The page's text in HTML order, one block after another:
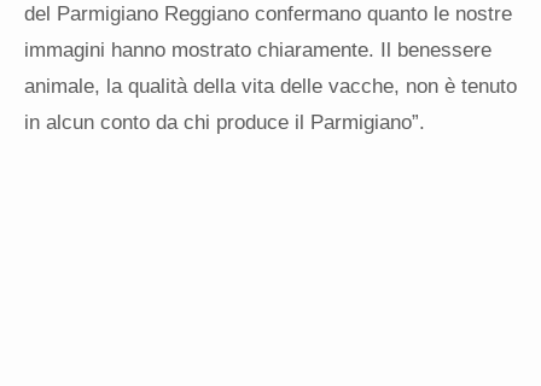
del Parmigiano Reggiano confermano quanto le nostre
immagini hanno mostrato chiaramente. Il benessere
animale, la qualità della vita delle vacche, non è tenuto
in alcun conto da chi produce il Parmigiano”.